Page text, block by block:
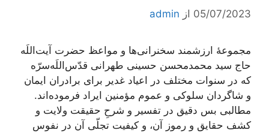
05/07/2023 از admin
مجموعۀ ارزشمند سخنرانی‌ها و مواعظ حضرت آیت‌اللَه
حاج سید محمدمحسن حسینی طهرانی قدّس‌اللَه‌سرّه
که در سنوات مختلف در اعیاد غدیر برای برادران ایمان
و شاگردان سلوکی و عموم مؤمنین ایراد فرموده‌اند.
مطالبی بس دقیق در تفسیر و شرحِ حقیقت ولایت و
کشف حقایق و رموز آن، و کیفیت تجلّی آن در نفوس